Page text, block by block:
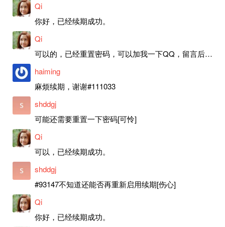
Qi
你好，已经续期成功。
Qi
可以的，已经重置密码，可以加我一下QQ，留言后我就发密码给你。
haiming
麻烦续期，谢谢#111033
shddgj
可能还需要重置一下密码[可怜]
Qi
可以，已经续期成功。
shddgj
#93147不知道还能否再重新启用续期[伤心]
Qi
你好，已经续期成功。